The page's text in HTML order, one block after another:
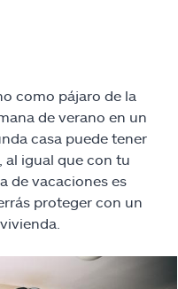
como pájaro de la
de verano en un
casa puede tener
al igual que con tu
de vacaciones es
proteger con un